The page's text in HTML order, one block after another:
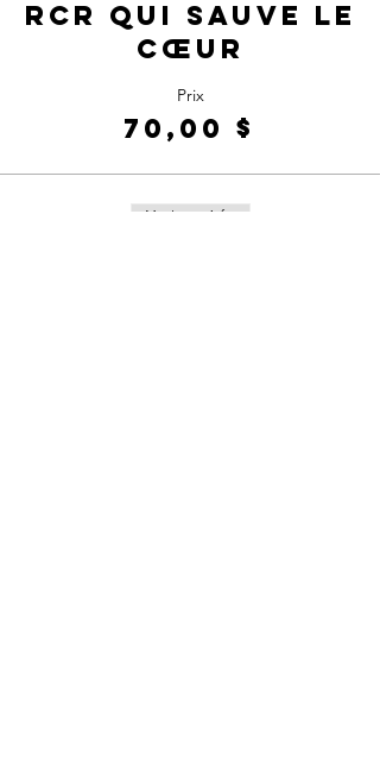
RCR qui sauve le
cœur
Prix
70,00 $
Vente expirée